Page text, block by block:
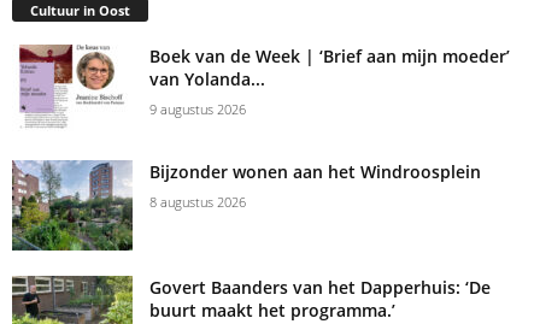
Cultuur in Oost
Boek van de Week | ‘Brief aan mijn moeder’
van Yolanda...
9 augustus 2026
Bijzonder wonen aan het Windroosplein
8 augustus 2026
Govert Baanders van het Dapperhuis: ‘De
buurt maakt het programma.’